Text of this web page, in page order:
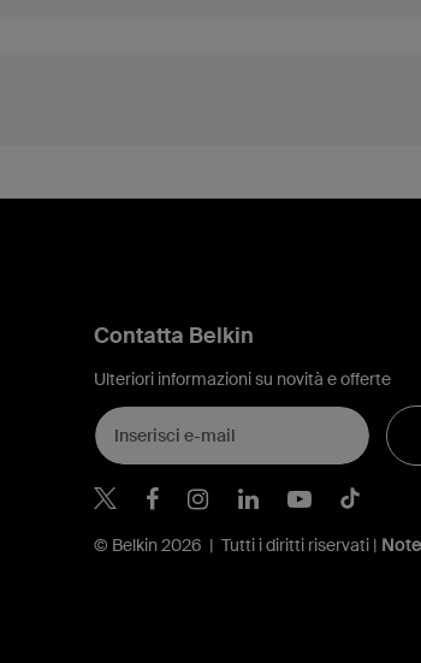
Contatta Belkin
Ulteriori informazioni su novità e offerte
Belkin Twitter
Belkin Facebook
BelkinBelkinBelkin
© Belkin 2026 | Tutti i diritti riservati |